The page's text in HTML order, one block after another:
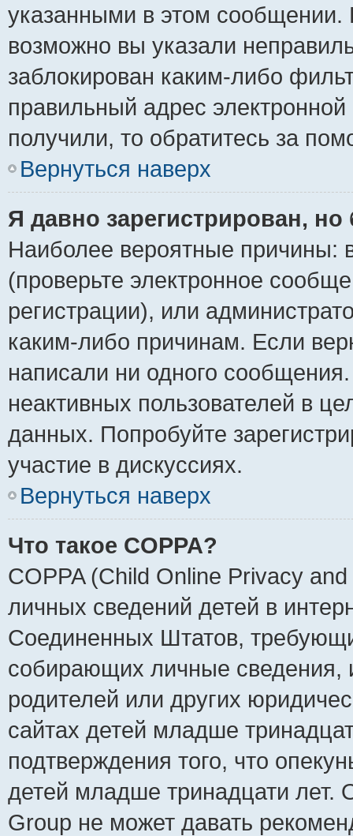
указанными в этом
возможно вы указали
заблокирован каким-либо
правильный адрес
получили, то обратитесь за
Вернуться наверх
Я давно зарегистрирован,
Наиболее вероятные причины:
(проверьте электронное
регистрации), или
каким-либо причинам. Если
написали ни одного
неактивных пользователей в
данных. Попробуйте
участие в дискуссиях.
Вернуться наверх
Что такое COPPA?
COPPA (Child Online Privacy
личных сведений детей в
Соединенных Штатов,
собирающих личные сведения,
родителей или других
сайтах детей младше
подтверждения того, что
детей младше тринадцати лет.
Group не может давать